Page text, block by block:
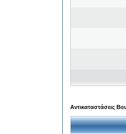
Αντικαταστάσεις